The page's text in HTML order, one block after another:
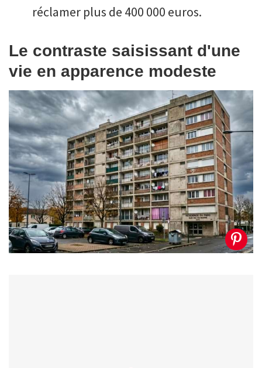
réclamer plus de 400 000 euros.
Le contraste saisissant d'une
vie en apparence modeste